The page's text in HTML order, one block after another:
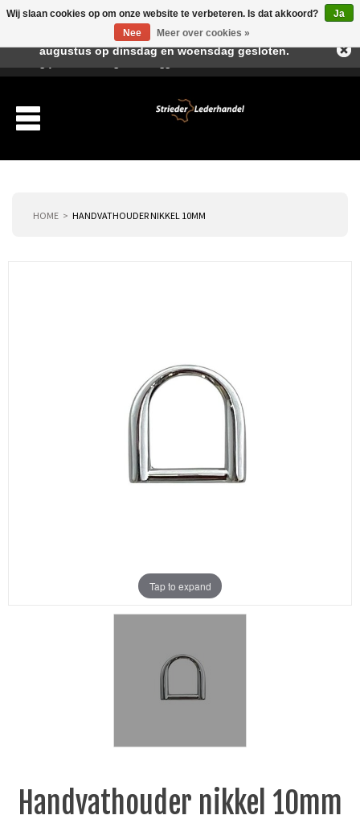
HOME HANDVATHOUDER NIKKEL 10MM
Tap to expand
Handvathouder nikkel 10mm
Wij slaan cookies op om onze website te verbeteren. Is dat akkoord?
Ja
Nee
Meer over cookies »
Beste klant, I.v.m. de vakantieperiode zijn wij in juli en
augustus op dinsdag en woensdag gesloten.